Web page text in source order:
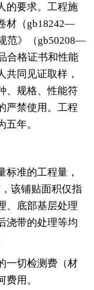
的要求。工程施
材（gb18242—
范》（gb50208—
合格证书和性能
共同见证取样，
、规格、性能符
严禁使用。工程
年。
标准的工程量，
该铺贴面积仅指
、底部基层处理
浇带的处理等均
一切检测费（材
用。